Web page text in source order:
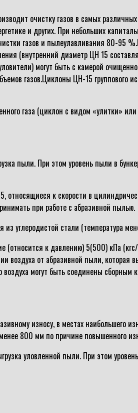
очистку газов в самых
и других. При небольших
газов и пылеулавливания 80-95
(внутренний диаметр ЦН 15
могут быть с камерой
газов.Циклоны ЦН-15 группового
газа (циклон с видом «улитки»
пыли. При этом уровень пыли в
относящиеся к скорости в
при работе с абразивной пылью.
углеродистой стали (температура
к давлению) 5(500) кПа
от абразивной пыли,
могут быть соединены сборным
износу, в местах наибольшего
800 мм по причине повышенного
уловленной пыли. При этом